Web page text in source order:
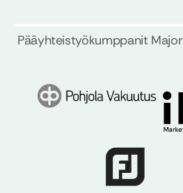
Pääyhteistyökumppanit Major